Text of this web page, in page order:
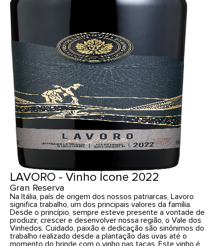
LAVORO - Vinho Ícone 2022
Gran Reserva
Na Itália, país de origem dos nossos patriarcas, Lavoro
significa trabalho, um dos principais valores da família.
Desde o princípio, sempre esteve presente a vontade de
produzir, crescer e desenvolver nossa região, o Vale dos
Vinhedos. Cuidado, paixão e dedicação são sinônimos do
trabalho realizado desde a plantação das uvas até o
momento do brinde com o vinho nas taças. Este vinho é